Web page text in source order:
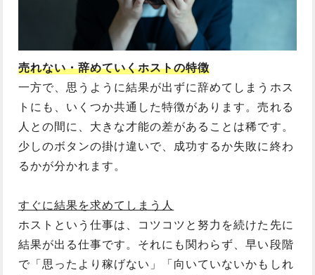
売れない・辞めていくホストの特徴
一方で、思うように結果が出ずに辞めてしまうホス
トにも、いくつか共通した特徴があります。売れる
人との間に、大きな才能の差があることは稀です。
少しのボタンの掛け違いで、成功するか失敗に終わ
るかが分かれます。
すぐに結果を求めてしまう人
ホストという仕事は、コツコツと努力を続けた先に
結果が出る仕事です。それにも関わらず、早い段階
で「思ったより稼げない」「向いていないかもしれ